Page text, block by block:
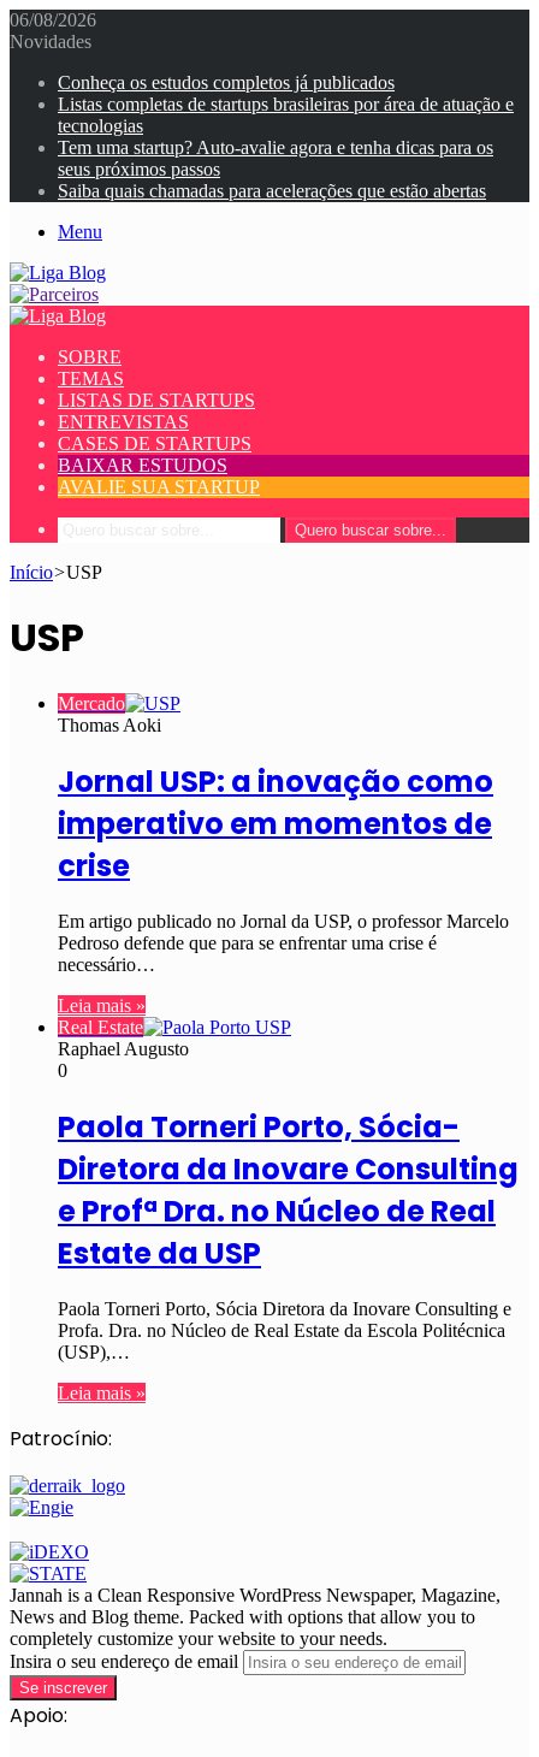
06/08/2026
Novidades
Conheça os estudos completos já publicados
Listas completas de startups brasileiras por área de atuação e
tecnologias
Tem uma startup? Auto-avalie agora e tenha dicas para os
seus próximos passos
Saiba quais chamadas para acelerações que estão abertas
Menu
SOBRE
TEMAS
LISTAS DE STARTUPS
ENTREVISTAS
CASES DE STARTUPS
BAIXAR ESTUDOS
AVALIE SUA STARTUP
Quero buscar sobre...
Início>USP
USP
Mercado
Thomas Aoki
Jornal USP: a inovação como
imperativo em momentos de
crise
Em artigo publicado no Jornal da USP, o professor Marcelo
Pedroso defende que para se enfrentar uma crise é
necessário…
Leia mais »
Real Estate
Raphael Augusto
0
Paola Torneri Porto, Sócia-
Diretora da Inovare Consulting
e Profª Dra. no Núcleo de Real
Estate da USP
Paola Torneri Porto, Sócia Diretora da Inovare Consulting e
Profa. Dra. no Núcleo de Real Estate da Escola Politécnica
(USP),…
Leia mais »
Patrocínio:
Jannah is a Clean Responsive WordPress Newspaper, Magazine,
News and Blog theme. Packed with options that allow you to
completely customize your website to your needs.
Insira o seu endereço de email
Apoio: